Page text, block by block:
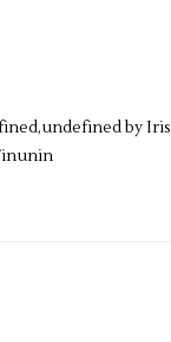
undefined byIris